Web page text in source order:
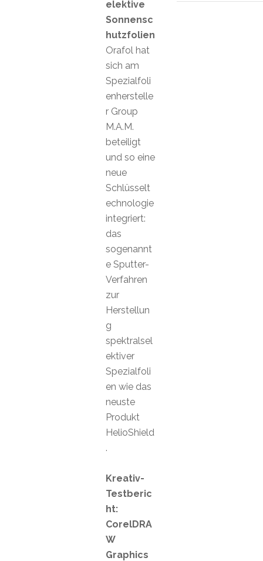
elektive
Sonnensc
hutzfolien
Orafol hat
sich am
Spezialfoli
enherstelle
r Group
M.A.M.
beteiligt
und so eine
neue
Schlüsselt
echnologie
integriert:
das
sogenannt
e Sputter-
Verfahren
zur
Herstellun
g
spektralsel
ektiver
Spezialfoli
en wie das
neuste
Produkt
HelioShield
.
Kreativ-
Testberic
ht:
CorelDRA
W
Graphics